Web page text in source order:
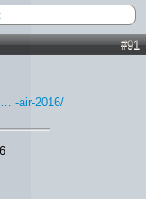
#91
-air-2016/